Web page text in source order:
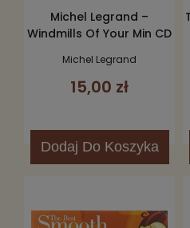
Michel Legrand –
Windmills Of Your Min CD
Michel Legrand
15,00 zł
Dodaj Do Koszyka